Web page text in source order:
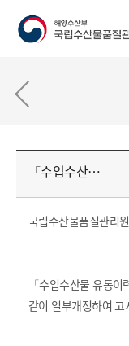
「수입수산물 유통이력신고 및 이력조사에 관한 고시」 일부 개정 알림
국립수산물품질관리
「수입수산물 유통
같이 일부개정하여 고